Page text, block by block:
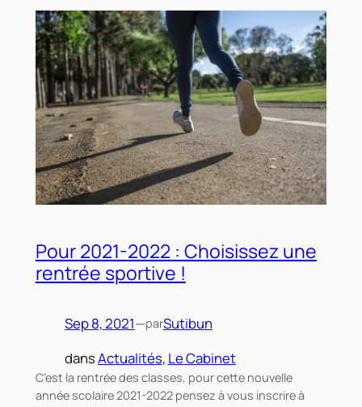
Pour 2021-2022 : Choisissez une
rentrée sportive !
Sep 8, 2021—parSutibun
dansActualités, Le Cabinet
C’est la rentrée des classes, pour cette nouvelle
année scolaire 2021-2022 pensez à vous inscrire à